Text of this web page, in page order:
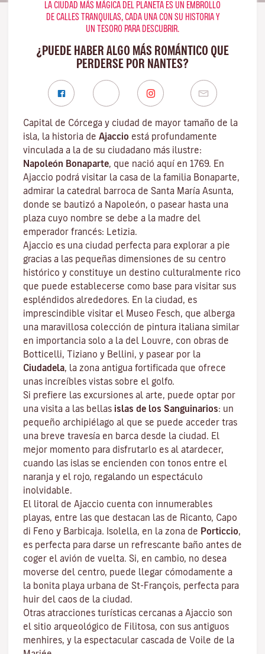
LA CIUDAD MÁS MÁGICA DEL PLANETA ES UN EMBROLLO
DE CALLES TRANQUILAS, CADA UNA CON SU HISTORIA Y
UN TESORO PARA DESCUBRIR.
¿PUEDE HABER ALGO MÁS ROMÁNTICO QUE
PERDERSE POR NANTES?
Capital de Córcega y ciudad de mayor tamaño de la
isla, la historia de Ajaccio está profundamente
vinculada a la de su ciudadano más ilustre:
Napoleón Bonaparte, que nació aquí en 1769. En
Ajaccio podrá visitar la casa de la familia Bonaparte,
admirar la catedral barroca de Santa María Asunta,
donde se bautizó a Napoleón, o pasear hasta una
plaza cuyo nombre se debe a la madre del
emperador francés: Letizia.
Ajaccio es una ciudad perfecta para explorar a pie
gracias a las pequeñas dimensiones de su centro
histórico y constituye un destino culturalmente rico
que puede establecerse como base para visitar sus
espléndidos alrededores. En la ciudad, es
imprescindible visitar el Museo Fesch, que alberga
una maravillosa colección de pintura italiana similar
en importancia solo a la del Louvre, con obras de
Botticelli, Tiziano y Bellini, y pasear por la
Ciudadela, la zona antigua fortificada que ofrece
unas increíbles vistas sobre el golfo.
Si prefiere las excursiones al arte, puede optar por
una visita a las bellas islas de los Sanguinarios: un
pequeño archipiélago al que se puede acceder tras
una breve travesía en barca desde la ciudad. El
mejor momento para disfrutarlo es al atardecer,
cuando las islas se encienden con tonos entre el
naranja y el rojo, regalando un espectáculo
inolvidable.
El litoral de Ajaccio cuenta con innumerables
playas, entre las que destacan las de Ricanto, Capo
di Feno y Barbicaja. Isolella, en la zona de Porticcio,
es perfecta para darse un refrescante baño antes de
coger el avión de vuelta. Si, en cambio, no desea
moverse del centro, puede llegar cómodamente a
la bonita playa urbana de St-François, perfecta para
huir del caos de la ciudad.
Otras atracciones turísticas cercanas a Ajaccio son
el sitio arqueológico de Filitosa, con sus antiguos
menhires, y la espectacular cascada de Voile de la